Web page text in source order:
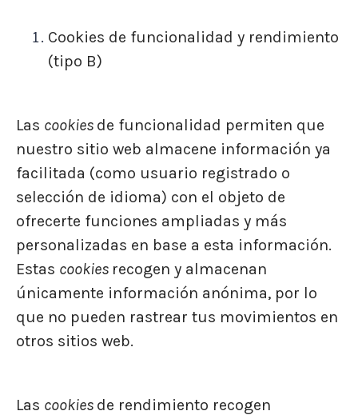
Cookies de funcionalidad y rendimiento
(tipo B)
Las cookies de funcionalidad permiten que
nuestro sitio web almacene información ya
facilitada (como usuario registrado o
selección de idioma) con el objeto de
ofrecerte funciones ampliadas y más
personalizadas en base a esta información.
Estas cookies recogen y almacenan
únicamente información anónima, por lo
que no pueden rastrear tus movimientos en
otros sitios web.
Las cookies de rendimiento recogen